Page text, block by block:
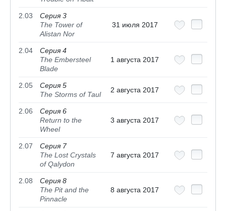
2.03
Серия 3
The Tower of
Alistan Nor
31 июля 2017
2.04
Серия 4
The Embersteel
Blade
1 августа 2017
2.05
Серия 5
The Storms of Taul
2 августа 2017
2.06
Серия 6
Return to the
Wheel
3 августа 2017
2.07
Серия 7
The Lost Crystals
of Qalydon
7 августа 2017
2.08
Серия 8
The Pit and the
Pinnacle
8 августа 2017